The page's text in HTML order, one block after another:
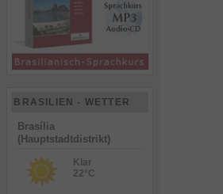
BRASILIEN - WETTER
Brasília
(Hauptstadtdistrikt)
Klar
22°C